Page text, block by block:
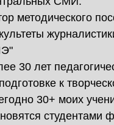
методического
30 лет
к
30+ моих
студентами